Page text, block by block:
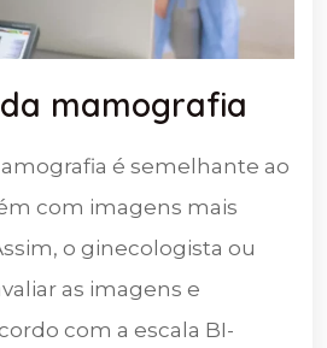
mamografia
é semelhante ao
com imagens mais
o ginecologista ou
as imagens e
com a escala BI-